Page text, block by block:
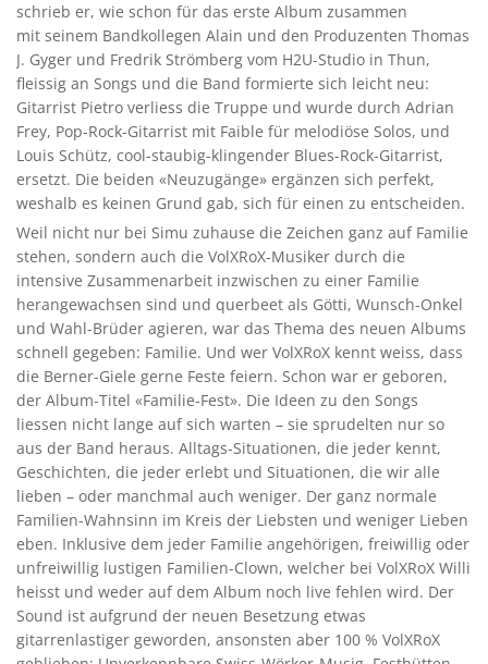
schrieb er, wie schon für das erste Album zusammen
mit seinem Bandkollegen Alain und den Produzenten Thomas
J. Gyger und Fredrik Strömberg vom H2U-Studio in Thun,
fleissig an Songs und die Band formierte sich leicht neu:
Gitarrist Pietro verliess die Truppe und wurde durch Adrian
Frey, Pop-Rock-Gitarrist mit Faible für melodiöse Solos, und
Louis Schütz, cool-staubig-klingender Blues-Rock-Gitarrist,
ersetzt. Die beiden «Neuzugänge» ergänzen sich perfekt,
weshalb es keinen Grund gab, sich für einen zu entscheiden.
Weil nicht nur bei Simu zuhause die Zeichen ganz auf Familie
stehen, sondern auch die VolXRoX-Musiker durch die
intensive Zusammenarbeit inzwischen zu einer Familie
herangewachsen sind und querbeet als Götti, Wunsch-Onkel
und Wahl-Brüder agieren, war das Thema des neuen Albums
schnell gegeben: Familie. Und wer VolXRoX kennt weiss, dass
die Berner-Giele gerne Feste feiern. Schon war er geboren,
der Album-Titel «Familie-Fest». Die Ideen zu den Songs
liessen nicht lange auf sich warten – sie sprudelten nur so
aus der Band heraus. Alltags-Situationen, die jeder kennt,
Geschichten, die jeder erlebt und Situationen, die wir alle
lieben – oder manchmal auch weniger. Der ganz normale
Familien-Wahnsinn im Kreis der Liebsten und weniger Lieben
eben. Inklusive dem jeder Familie angehörigen, freiwillig oder
unfreiwillig lustigen Familien-Clown, welcher bei VolXRoX Willi
heisst und weder auf dem Album noch live fehlen wird. Der
Sound ist aufgrund der neuen Besetzung etwas
gitarrenlastiger geworden, ansonsten aber 100 % VolXRoX